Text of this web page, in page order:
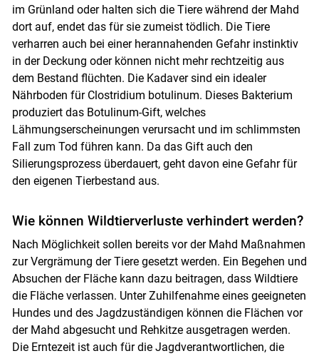
Skip to main content
im Grünland oder halten sich die Tiere während der Mahd
dort auf, endet das für sie zumeist tödlich. Die Tiere
verharren auch bei einer herannahenden Gefahr instinktiv
in der Deckung oder können nicht mehr rechtzeitig aus
dem Bestand flüchten. Die Kadaver sind ein idealer
Nährboden für Clostridium botulinum. Dieses Bakterium
produziert das Botulinum-Gift, welches
Lähmungserscheinungen verursacht und im schlimmsten
Fall zum Tod führen kann. Da das Gift auch den
Silierungsprozess überdauert, geht davon eine Gefahr für
den eigenen Tierbestand aus.
Wie können Wildtierverluste verhindert werden?
Nach Möglichkeit sollen bereits vor der Mahd Maßnahmen
zur Vergrämung der Tiere gesetzt werden. Ein Begehen und
Absuchen der Fläche kann dazu beitragen, dass Wildtiere
die Fläche verlassen. Unter Zuhilfenahme eines geeigneten
Hundes und des Jagdzuständigen können die Flächen vor
der Mahd abgesucht und Rehkitze ausgetragen werden.
Die Erntezeit ist auch für die Jagdverantwortlichen, die